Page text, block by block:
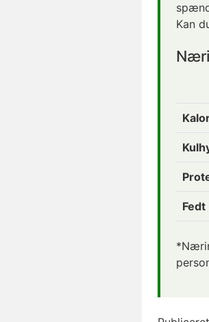
Kan
Fedt